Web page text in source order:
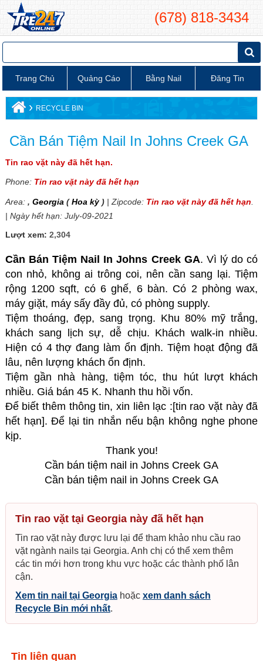
(678) 818-3434
Trang Chủ Quảng Cáo Bằng Nail Đăng Tin
› RECYCLE BIN
Cần Bán Tiệm Nail In Johns Creek GA
Tin rao vặt này đã hết hạn.
Phone: Tin rao vặt này đã hết hạn
Area: , Georgia (Hoa kỳ)| Zipcode: Tin rao vặt này đã hết hạn
| Ngày hết hạn: July-09-2021
Lượt xem: 2,304
Cần Bán Tiệm Nail In Johns Creek GA. Vì lý do có
con nhỏ, không ai trông coi, nên cần sang lại. Tiệm
rộng 1200 sqft, có 6 ghế, 6 bàn. Có 2 phòng wax,
máy giặt, máy sấy đầy đủ, có phòng supply.
Tiệm thoáng, đẹp, sang trọng. Khu 80% mỹ trắng,
khách sang lịch sự, dễ chịu. Khách walk-in nhiều.
Hiện có 4 thợ đang làm ổn định. Tiệm hoạt động đã
lâu, nên lượng khách ổn định.
Tiệm gần nhà hàng, tiệm tóc, thu hút lượt khách
nhiều. Giá bán 45 K. Nhanh thu hồi vốn.
Để biết thêm thông tin, xin liên lạc :[tin rao vặt này đã
hết hạn].Để lại tin nhắn nếu bận không nghe phone
kịp.
Thank you!
Cần bán tiệm nail in Johns Creek GA
Cần bán tiệm nail in Johns Creek GA
Tin rao vặt tại Georgia này đã hết hạn
Tin rao vặt này được lưu lại để tham khảo nhu cầu rao
vặt ngành nails tại Georgia. Anh chị có thể xem thêm
các tin mới hơn trong khu vực hoặc các thành phố lân
cận.
Xem tin nail tại Georgiahoặc xem danh sách
Recycle Bin mới nhất.
Tin liên quan